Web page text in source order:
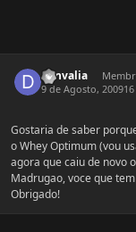
danvalia
9 de Agosto, 2009
Gostaria de saber
o Whey Optimum (vou
agora que caiu de novo
Madrugao, voce que
Obrigado!